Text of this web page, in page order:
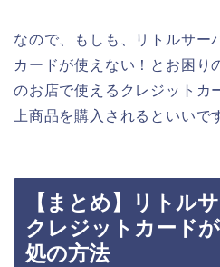
なので、もしも、リトルサー
カードが使えない！とお困り
のお店で使えるクレジットカ
上商品を購入されるといいで
【まとめ】リトル
クレジットカード
処の方法